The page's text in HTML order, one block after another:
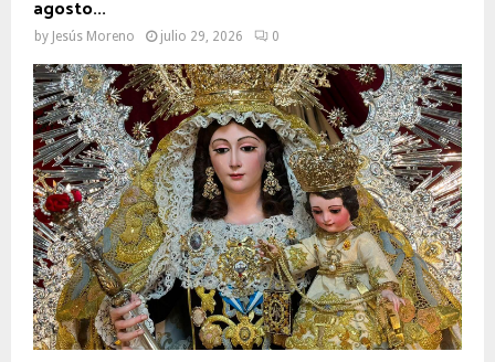
agosto...
by Jesús Moreno julio 29, 2026 0